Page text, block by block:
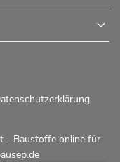
- Baustoffe online für